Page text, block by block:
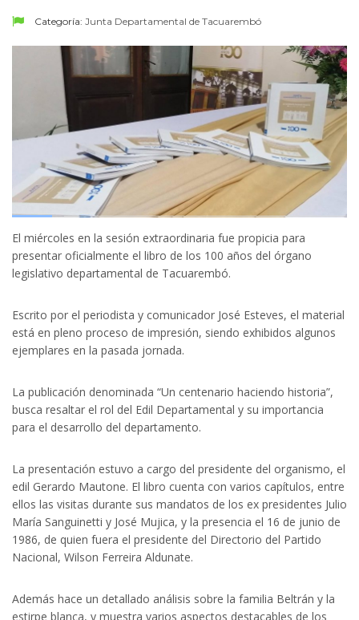
Categoría: Junta Departamental de Tacuarembó
El miércoles en la sesión extraordinaria fue propicia para
presentar oficialmente el libro de los 100 años del órgano
legislativo departamental de Tacuarembó.
Escrito por el periodista y comunicador José Esteves, el material
está en pleno proceso de impresión, siendo exhibidos algunos
ejemplares en la pasada jornada.
La publicación denominada “Un centenario haciendo historia”,
busca resaltar el rol del Edil Departamental y su importancia
para el desarrollo del departamento.
La presentación estuvo a cargo del presidente del organismo, el
edil Gerardo Mautone. El libro cuenta con varios capítulos, entre
ellos las visitas durante sus mandatos de los ex presidentes Julio
María Sanguinetti y José Mujica, y la presencia el 16 de junio de
1986, de quien fuera el presidente del Directorio del Partido
Nacional, Wilson Ferreira Aldunate.
Además hace un detallado análisis sobre la familia Beltrán y la
estirpe blanca, y muestra varios aspectos destacables de los